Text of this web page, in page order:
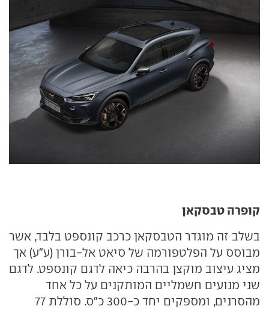
קופרה טבסקאן
בשלב זה מוגדר הטבסקאן כרכב קונספט בלבד, אשר
מבוסס על הפלטפורמה של סיאט אל-בורן (ע"ע) אך
מציג עיצוב מוקצן בהרבה כיאה לדגם קונספט. לדגם
שני מנועים חשמליים המותקנים על כל אחד
מהסרנים, ומספקים יחד כ-300 כ"ס. סוללת 77